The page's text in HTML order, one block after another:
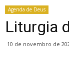
Agenda de Deus
Liturgia
10 de novembro de